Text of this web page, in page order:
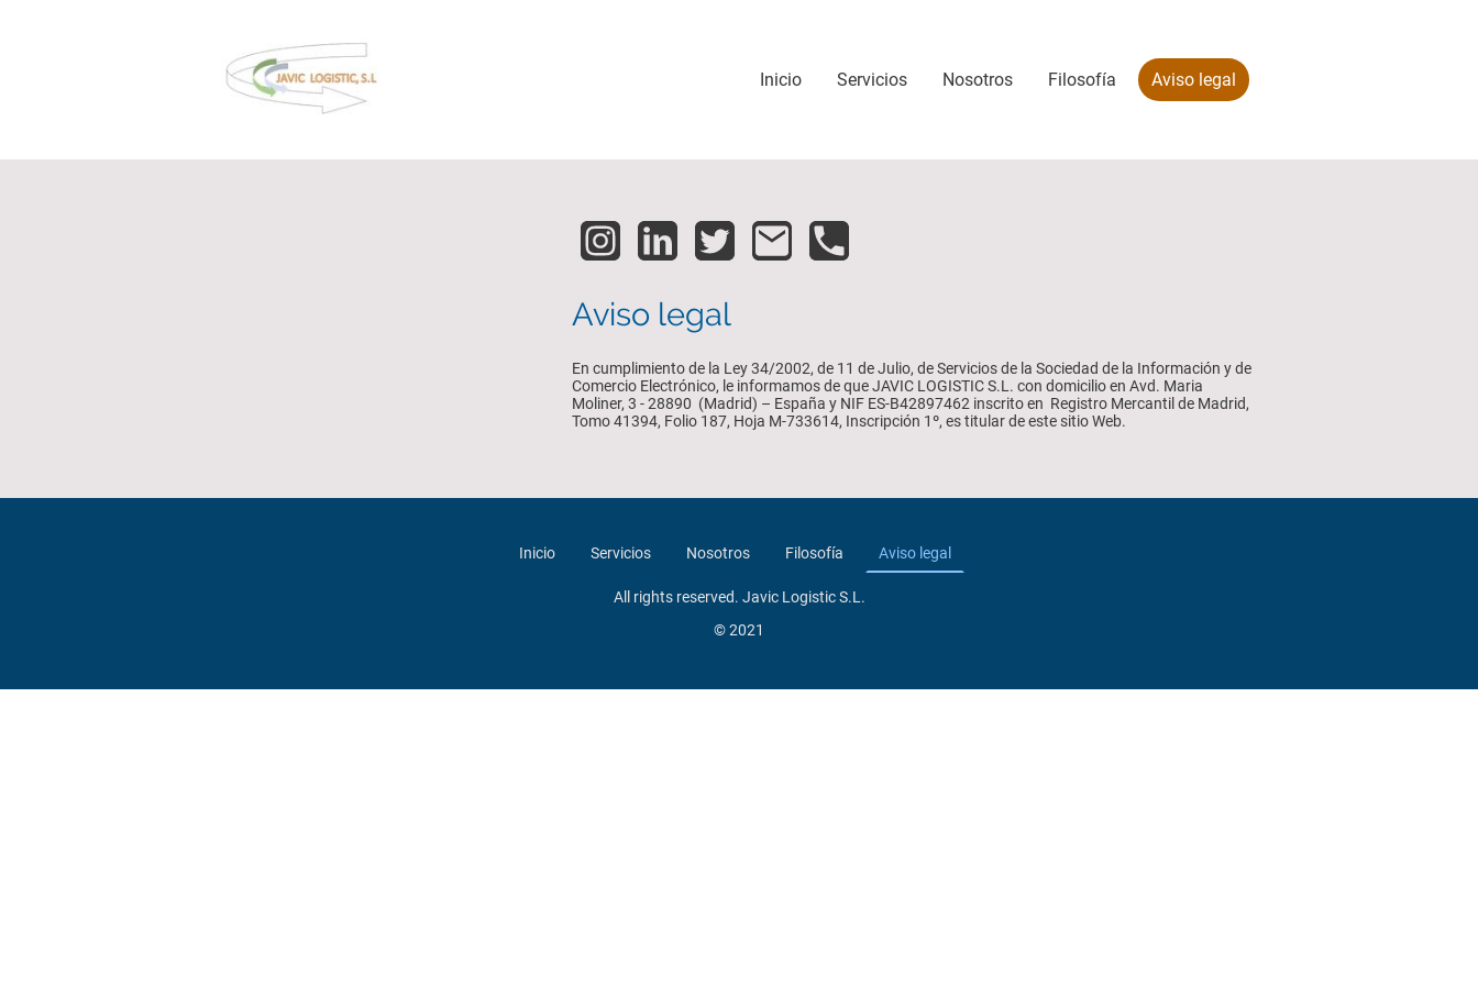
Inicio Servicios Nosotros Filosofía Aviso legal
Aviso legal
En cumplimiento de la Ley 34/2002, de 11 de Julio, de Servicios de la Sociedad de la Información y de
Comercio Electrónico, le informamos de que JAVIC LOGISTIC S.L. con domicilio en Avd. Maria
Moliner, 3 - 28890 (Madrid) – España y NIF ES-B42897462 inscrito en Registro Mercantil de Madrid,
Tomo 41394, Folio 187, Hoja M-733614, Inscripción 1º, es titular de este sitio Web.
Inicio Servicios Nosotros Filosofía Aviso legal
All rights reserved. Javic Logistic S.L.
© 2021